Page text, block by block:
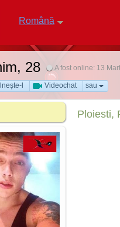
Română
, 28 A fost online: 13
l Videochat sau
Ploiesti,